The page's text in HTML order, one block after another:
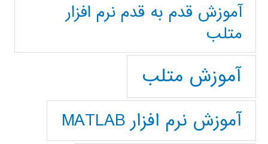
آموزش قدم به قدم نرم افزار
متلب
آموزش متلب
آموزش نرم افزار MATLAB